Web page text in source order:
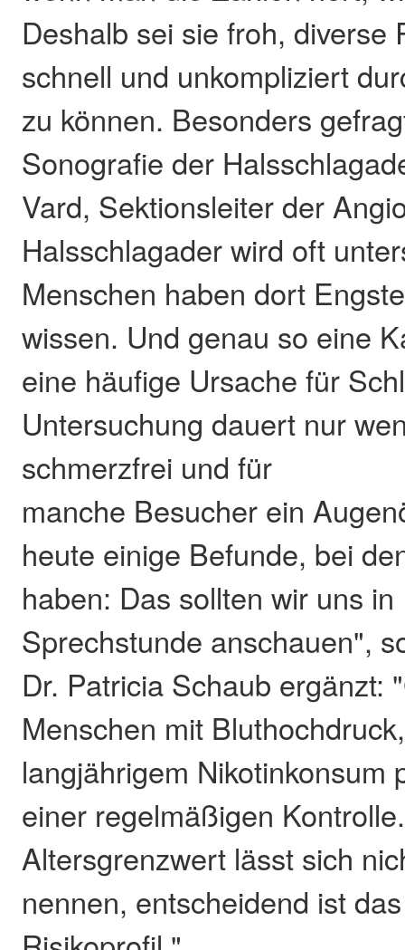
Deshalb sei sie froh, diverse
schnell und unkompliziert
zu können. Besonders
Sonografie der
Vard, Sektionsleiter der
Halsschlagader wird oft
Menschen haben dort
wissen. Und genau so eine
eine häufige Ursache für
Untersuchung dauert nur
schmerzfrei und für
manche Besucher ein
heute einige Befunde, bei
haben: Das sollten wir uns
Sprechstunde anschauen",
Dr. Patricia Schaub ergänzt:
Menschen mit
langjährigem Nikotinkonsum
einer regelmäßigen
Altersgrenzwert lässt sich
nennen, entscheidend ist